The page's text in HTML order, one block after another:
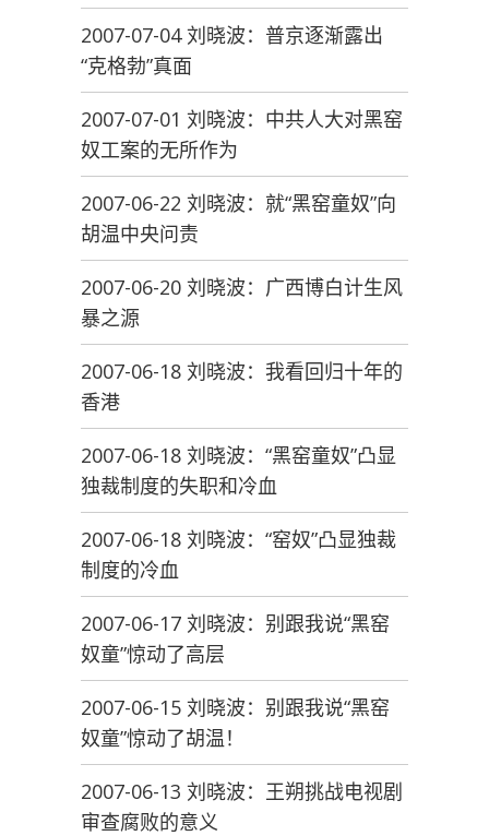
2007-07-04 刘晓波：普京逐渐露出
“克格勃”真面
2007-07-01 刘晓波：中共人大对黑窑
奴工案的无所作为
2007-06-22 刘晓波：就“黑窑童奴”向
胡温中央问责
2007-06-20 刘晓波：广西博白计生风
暴之源
2007-06-18 刘晓波：我看回归十年的
香港
2007-06-18 刘晓波：“黑窑童奴”凸显
独裁制度的失职和冷血
2007-06-18 刘晓波：“窑奴”凸显独裁
制度的冷血
2007-06-17 刘晓波：别跟我说“黑窑
奴童”惊动了高层
2007-06-15 刘晓波：别跟我说“黑窑
奴童”惊动了胡温！
2007-06-13 刘晓波：王朔挑战电视剧
审查腐败的意义